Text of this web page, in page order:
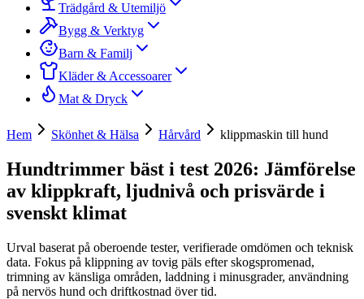
Trädgård & Utemiljö
Bygg & Verktyg
Barn & Familj
Kläder & Accessoarer
Mat & Dryck
Hem Skönhet & Hälsa Hårvård klippmaskin till hund
Hundtrimmer bäst i test 2026: Jämförelse
av klippkraft, ljudnivå och prisvärde i
svenskt klimat
Urval baserat på oberoende tester, verifierade omdömen och teknisk
data. Fokus på klippning av tovig päls efter skogspromenad,
trimning av känsliga områden, laddning i minusgrader, användning
på nervös hund och driftkostnad över tid.